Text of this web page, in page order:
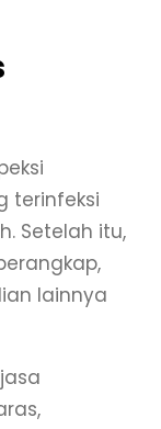
terinfeksi
Setelah itu,
lainnya